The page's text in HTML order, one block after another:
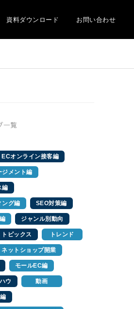
資料ダウンロード お問い合わせ
ECオンライン接客編
ジメント編
編
ング編 SEO対策編
ジャンル別動向
トピックス トレンド
ネットショップ開業
モールEC編
ウ 動画